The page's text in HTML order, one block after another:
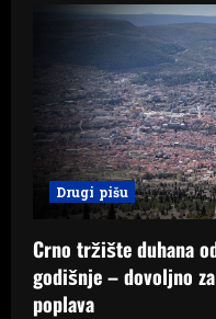
na
cigarete
više
za
9,50
KM,
a
na
duhan
za
7,60
KM
Drugi pišu
Crno tržište duhana
godišnje – dovoljno
poplava